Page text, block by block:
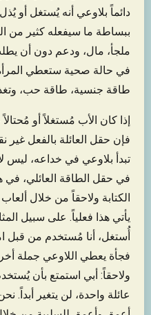
دائماً بلاوعي أنه يُستغل أو
ببساطة ما سيفعله كثير من
ملجأ، مال، ودعم دون أن
في حالة صحية ستعطي
طاقة جنسية، طاقة حب،
إذا كان الأب مُستغلاً أو
فإن حقل العائلة بالفعل غير
تبدأ بلاوعي في خداعه، ليس
في حقل الطاقة العائلي، في
الكتابة ولاحقاً من خلال
يأتي هذا فعلياً. على سبيل
أُستغل، أنا مُستخدم من قبل
فجأة يعطي اللاوعي جملة
ولاحقاً: أبي استمتع بأن
عائلة واحدة، لن يتغير أبداً.